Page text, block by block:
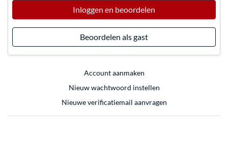
Inloggen en beoordelen
Beoordelen als gast
Account aanmaken
Nieuw wachtwoord instellen
Nieuwe verificatiemail aanvragen